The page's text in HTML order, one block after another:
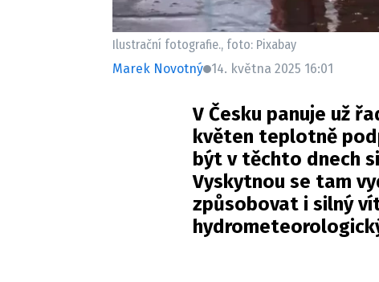
Ilustrační fotografie., foto: Pixabay
Marek Novotný 14. května 2025 16:01
V Česku panuje už
květen teplotně
být v těchto dnech
Vyskytnou se tam
způsobovat i silný